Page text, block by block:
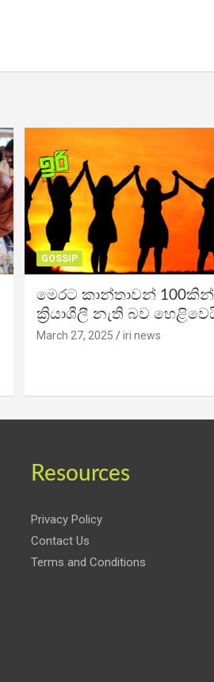
GOSSIP
මෙරට කාන්තාවන්
ක්‍රියාශීලී නැති බව
March 27, 2025 iri news
Resources
Privacy Policy
Contact Us
Terms and Conditions